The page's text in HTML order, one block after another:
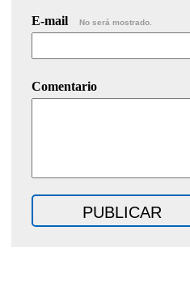
E-mail No será mostrado.
Comentario